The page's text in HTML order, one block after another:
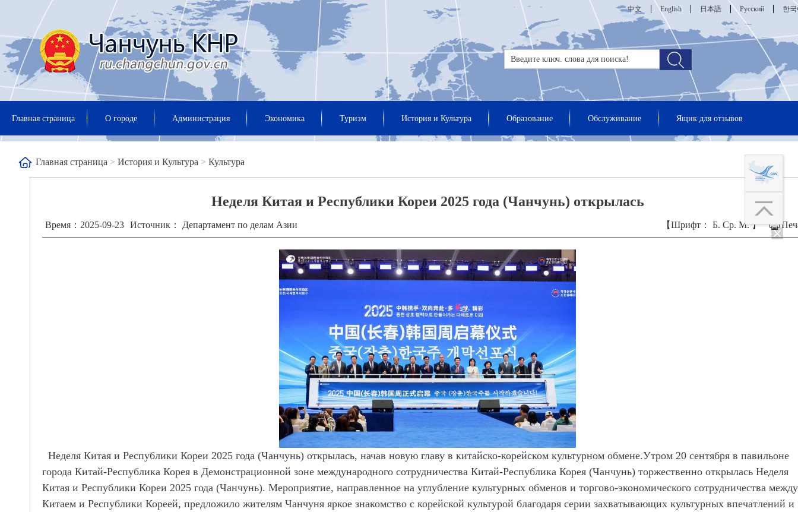
한
Русский
日本語
English
中文
Главная страница О городе Администрация Экономика Туризм История и Культура Образование Обслуживание Ящик для отзывов
Главная страница > История и Культура > Культура
Неделя Китая и Республики Кореи 2025 года (Чанчунь) открылась
Время：2025-09-23 Источник： Департамент по делам Азии 【Шрифт： Б. Ср. М.】
Неделя Китая и Республики Кореи 2025 года (Чанчунь) открылась, начав новую главу в китайско-корейском культурном обмене.Утром 20 сентября в павильоне
города Китай-Республика Корея в Демонстрационной зоне международного сотрудничества Китай-Республика Корея (Чанчунь) торжественно открылась Неделя
Китая и Республики Кореи 2025 года (Чанчунь). Мероприятие, направленное на углубление культурных обменов и торгово-экономического сотрудничества между
Китаем и Республики Кореей, предложило жителям Чанчуня яркое знакомство с корейской культурой благодаря серии захватывающих культурных впечатлений и